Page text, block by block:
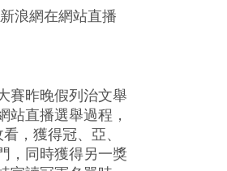
浪網在網站直播
賽昨晚假列治文舉
站直播選舉過程，
，獲得冠、亞、
，同時獲得另一獎